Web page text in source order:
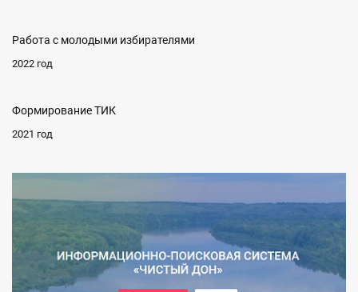
Работа с молодыми избирателями
2022 год
Формирование ТИК
2021 год